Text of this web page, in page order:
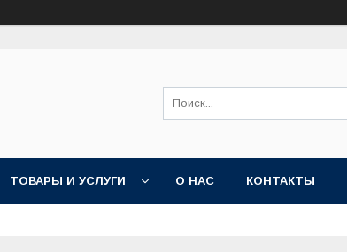
ТОВАРЫ И УСЛУГИ О НАС КОНТАКТЫ